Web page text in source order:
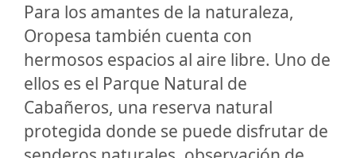
Para los amantes de la naturaleza,
Oropesa también cuenta con
hermosos espacios al aire libre. Uno de
ellos es el Parque Natural de
Cabañeros, una reserva natural
protegida donde se puede disfrutar de